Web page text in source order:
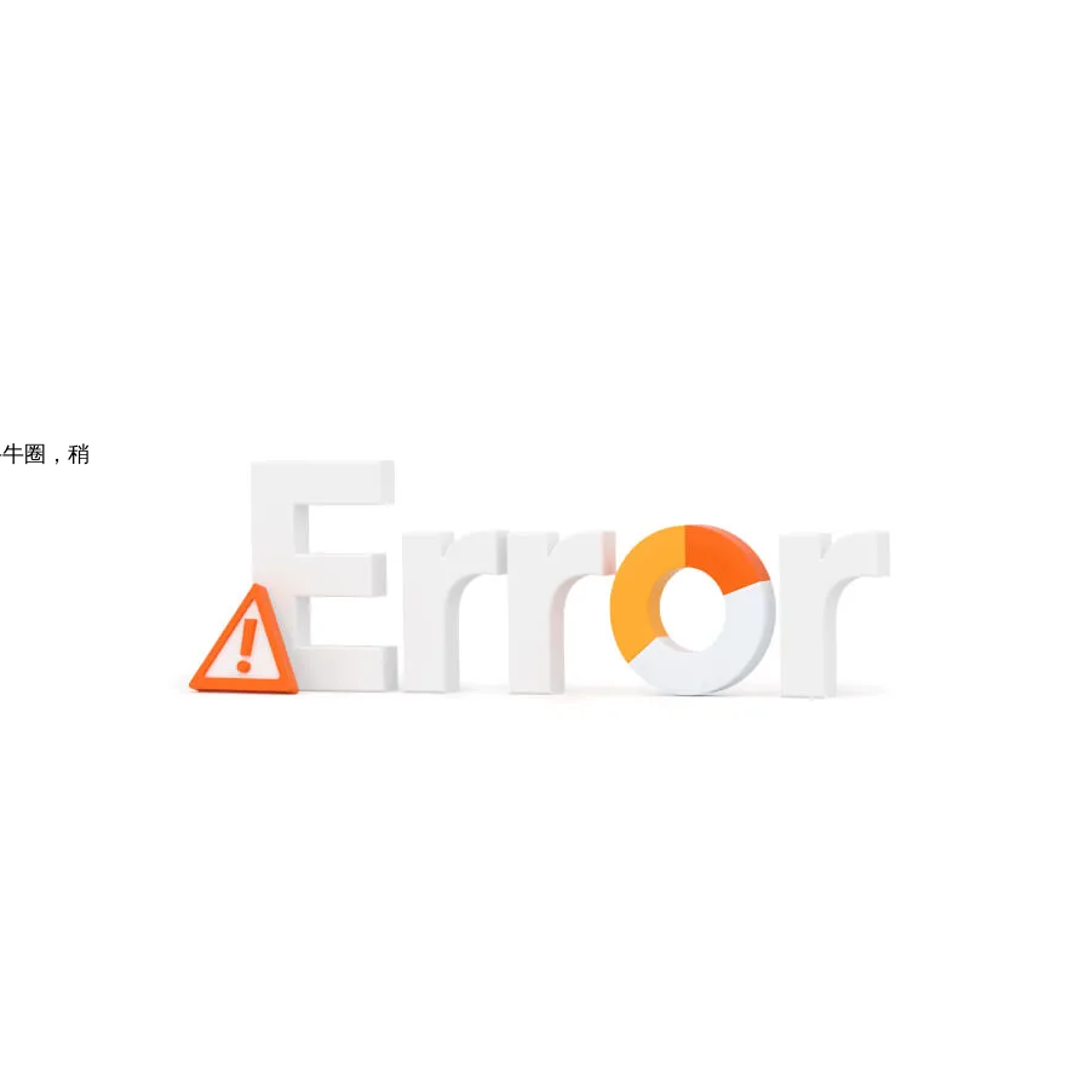
圈，稍